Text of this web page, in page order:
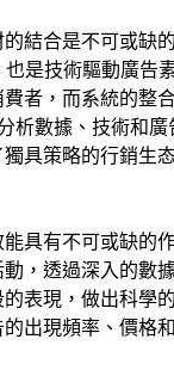
結合是不可或
也是技術驅動廣告
者，而系統的
數據、技術和
具策略的行銷生
具有不可或缺
，透過深入的
表現，做出科
出現頻率、價